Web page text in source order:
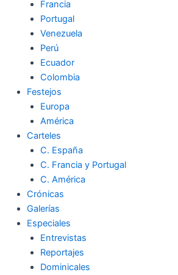
Francia
Portugal
Venezuela
Perú
Ecuador
Colombia
Festejos
Europa
América
Carteles
C. España
C. Francia y Portugal
C. América
Crónicas
Galerías
Especiales
Entrevistas
Reportajes
Dominicales